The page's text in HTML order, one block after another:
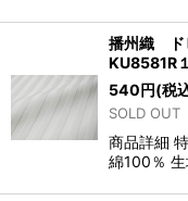
播州織 ド
KU8581R１
540円(税
SOLD OUT
商品詳細
綿100％